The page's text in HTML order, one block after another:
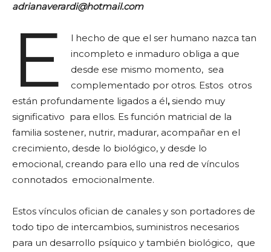
adrianaverardi@hotmail.com
E
l hecho de que el ser humano nazca tan
incompleto e inmaduro obliga a que
desde ese mismo momento, sea
complementado por otros. Estos otros
están profundamente ligados a él,siendo muy
significativo para ellos. Es función matricial de la
familia sostener, nutrir, madurar, acompañar en el
crecimiento, desde lo biológico, y desde lo
emocional, creando para ello una red de vínculos
connotados emocionalmente.
Estos vínculos ofician de canales y son portadores de
todo tipo de intercambios, suministros necesarios
para un desarrollo psíquico y también biológico, que